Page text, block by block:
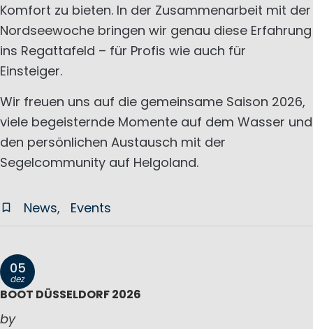
Komfort zu bieten. In der Zusammenarbeit mit der
Nordseewoche bringen wir genau diese Erfahrung
ins Regattafeld – für Profis wie auch für
Einsteiger.
Wir freuen uns auf die gemeinsame Saison 2026,
viele begeisternde Momente auf dem Wasser und
den persönlichen Austausch mit der
Segelcommunity auf Helgoland.
News Events
05
dez
BOOT DÜSSELDORF 2026
by